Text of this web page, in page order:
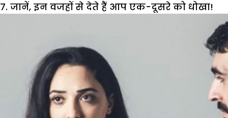
7. जानें, इन वजहों से देते हैं आप एक-दूसरे को धोखा!